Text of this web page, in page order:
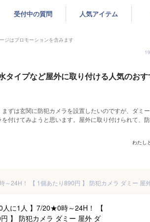
受付中の質問 人気アイテム
ジはプロモーションを含みます
タイプなど屋外に取り付ける人気のおす
ずは玄関に防犯カメラを設置したいのですが、ダミ
付けてみようと思います。屋外に取り付けられて、
わたし